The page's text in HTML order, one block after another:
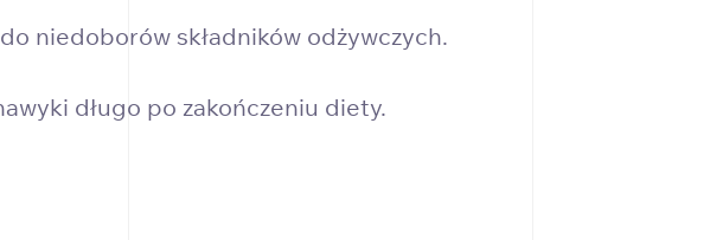
niedoborów składników odżywczych.
długo po zakończeniu diety.